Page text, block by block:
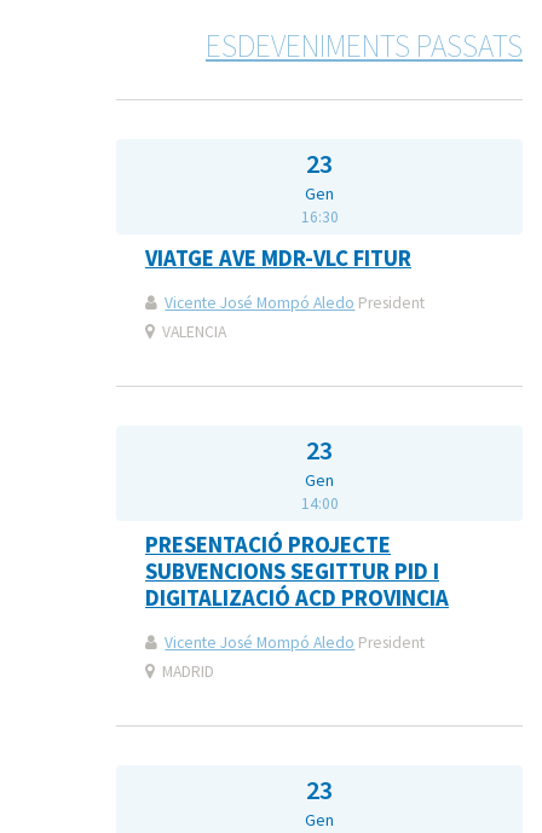
ESDEVENIMENTS PASSATS
23
Gen
16:30
VIATGE AVE MDR-VLC FITUR
Vicente José Mompó Aledo President
VALENCIA
23
Gen
14:00
PRESENTACIÓ PROJECTE
SUBVENCIONS SEGITTUR PID I
DIGITALIZACIÓ ACD PROVINCIA
Vicente José Mompó Aledo President
MADRID
23
Gen